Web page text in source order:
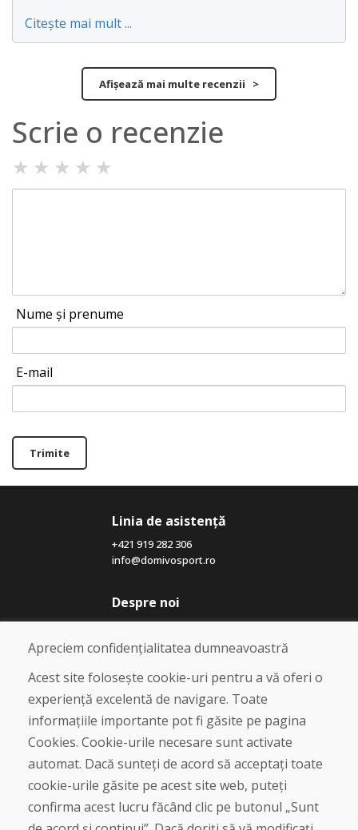
Citește mai mult ...
Afișează mai multe recenzii >
Scrie o recenzie
★ ★ ★ ★ ★
Nume și prenume
E-mail
Trimite
Linia de asistență
+421 919 282 306
info@domivosport.ro
Despre noi
Blog
Despre noi
Magazin
Contact
Cumpărare
Magazin online
Livrare și plată
Plângere
Retur și schimb de mărfuri
Protecția datelor cu caracter personal
Apreciem confidențialitatea dumneavoastră
Acest site folosește cookie-uri pentru a vă oferi o
experiență excelentă de navigare. Toate
informațiile importante pot fi găsite pe pagina
Cookies. Cookie-urile necesare sunt activate
automat. Dacă sunteți de acord să acceptați toate
cookie-urile găsite pe acest site web, puteți
confirma acest lucru făcând clic pe butonul „Sunt